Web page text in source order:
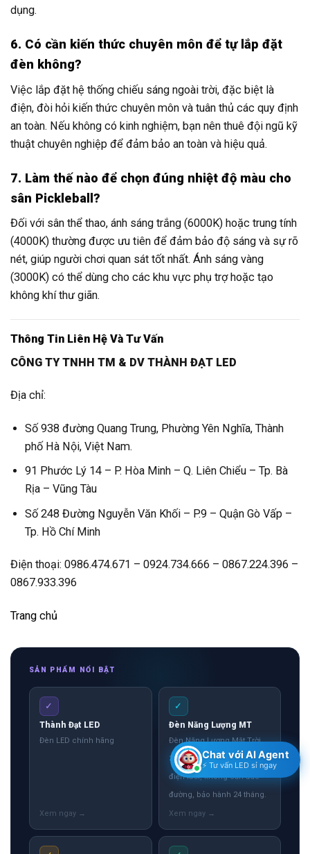
dụng.
6. Có cần kiến thức chuyên môn để tự lắp đặt
đèn không?
Việc lắp đặt hệ thống chiếu sáng ngoài trời, đặc biệt là
điện, đòi hỏi kiến thức chuyên môn và tuân thủ các quy định
an toàn. Nếu không có kinh nghiệm, bạn nên thuê đội ngũ kỹ
thuật chuyên nghiệp để đảm bảo an toàn và hiệu quả.
7. Làm thế nào để chọn đúng nhiệt độ màu cho
sân Pickleball?
Đối với sân thể thao, ánh sáng trắng (6000K) hoặc trung tính
(4000K) thường được ưu tiên để đảm bảo độ sáng và sự rõ
nét, giúp người chơi quan sát tốt nhất. Ánh sáng vàng
(3000K) có thể dùng cho các khu vực phụ trợ hoặc tạo
không khí thư giãn.
Thông Tin Liên Hệ Và Tư Vấn
CÔNG TY TNHH TM & DV THÀNH ĐẠT LED
Địa chỉ:
Số 938 đường Quang Trung, Phường Yên Nghĩa, Thành
phố Hà Nội, Việt Nam.
91 Phước Lý 14 – P. Hòa Minh – Q. Liên Chiểu – Tp. Bà
Rịa – Vũng Tàu
Số 248 Đường Nguyễn Văn Khối – P.9 – Quận Gò Vấp –
Tp. Hồ Chí Minh
Điện thoại: 0986.474.671 – 0924.734.666 – 0867.224.396 –
0867.933.396
Trang chủ
SẢN PHẨM NỔI BẬT
✓
Thành Đạt LED
Đèn LED chính hãng
✓
Đèn Năng Lượng MT
Đèn Năng Lượng Mặt Trời
300W Lắp đặt không cần
điện lưới, không cần đào
đường, bảo hành 24 tháng.
Chat với AI Agent
⚡ Tư vấn LED sỉ ngay